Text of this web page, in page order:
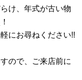
け、 年式が古い物
にお尋ねください!!
ので、ご来店前に